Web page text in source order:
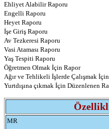
Ehliyet Alabilir Raporu
Engelli Raporu
Heyet Raporu
İşe Giriş Raporu
Av Tezkeresi Raporu
Vasi Ataması Raporu
Yaş Tespiti Raporu
Öğretmen Olmak İçin Rapor
Ağır ve Tehlikeli İşlerde Çalışmak
Yurtdışına çıkmak İçin Düzenlenen